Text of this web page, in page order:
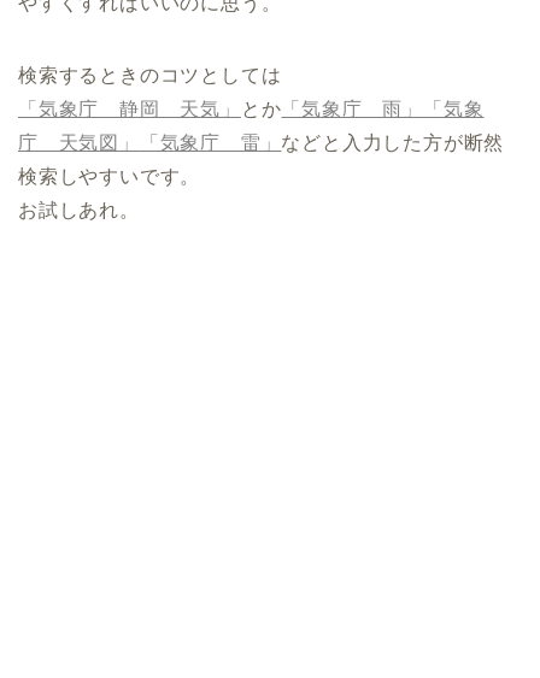
検索するときのコツとしては
「気象庁 静岡 天気」
とか 「気象庁 雨」
「気象
庁 天気図」
「気象庁 雷」 などと入力した方が断然
検索しやすいです。
お試しあれ。